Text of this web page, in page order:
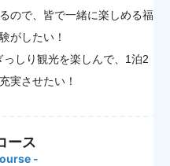
ので、皆で一緒に楽しめる福
がしたい！
しり観光を楽しんで、1泊2
実させたい！
ース
-